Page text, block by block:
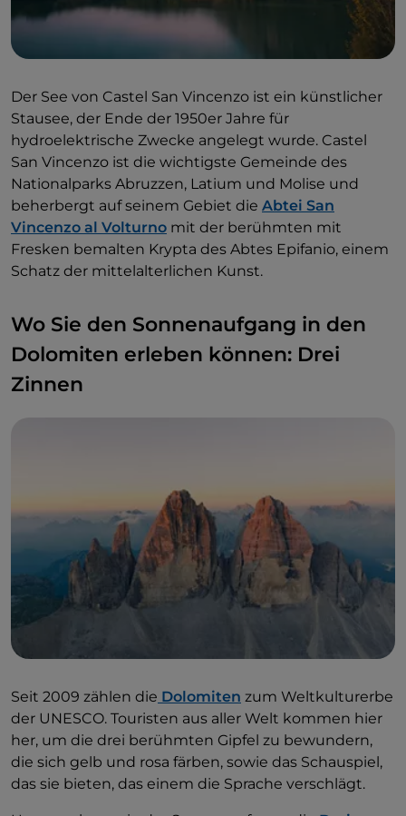
Der See von Castel San Vincenzo ist ein künstlicher
Stausee, der Ende der 1950er Jahre für
hydroelektrische Zwecke angelegt wurde. Castel
San Vincenzo ist die wichtigste Gemeinde des
Nationalparks Abruzzen, Latium und Molise und
beherbergt auf seinem Gebiet die Abtei San
Vincenzo al Volturno mit der berühmten mit
Fresken bemalten Krypta des Abtes Epifanio, einem
Schatz der mittelalterlichen Kunst.
Wo Sie den Sonnenaufgang in den
Dolomiten erleben können: Drei
Zinnen
Seit 2009 zählen die Dolomiten zum Weltkulturerbe
der UNESCO. Touristen aus aller Welt kommen hier
her, um die drei berühmten Gipfel zu bewundern,
die sich gelb und rosa färben, sowie das Schauspiel,
das sie bieten, das einem die Sprache verschlägt.